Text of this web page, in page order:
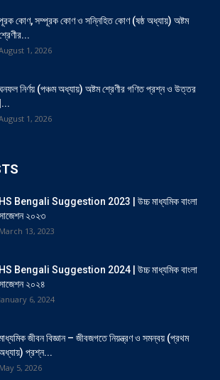
কোণ, সম্পূরক কোণ ও সন্নিহিত কোণ (ষষ্ঠ অধ্যায়) অষ্টম
1, 2026
নির্ণয় (পঞ্চম অধ্যায়) অষ্টম শ্রেণীর গণিত প্রশ্ন ও উত্তর
|...
1, 2026
HS Bengali Suggestion 2023 | উচ্চ মাধ্যমিক বাংলা
২০২৩
March 13, 2023
HS Bengali Suggestion 2024 | উচ্চ মাধ্যমিক বাংলা
২০২৪
January 6, 2024
জীবন বিজ্ঞান – জীবজগতে নিয়ন্ত্রণ ও সমন্বয় (প্রথম
প্রশ্ন...
May 5, 2026